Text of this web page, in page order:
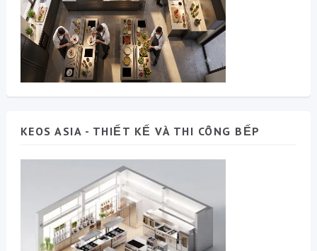
KEOS ASIA - THIẾT KẾ VÀ THI CÔNG BẾP